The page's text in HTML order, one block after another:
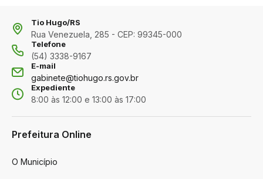
Tio Hugo/RS
Rua Venezuela, 285 - CEP: 99345-000
Telefone
(54) 3338-9167
E-mail
gabinete@tiohugo.rs.gov.br
Expediente
8:00 às 12:00 e 13:00 às 17:00
Prefeitura Online
O Município